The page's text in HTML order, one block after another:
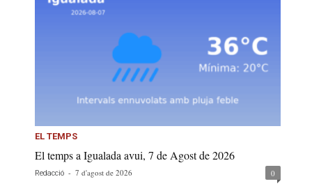
EL TEMPS
El temps a Igualada avui, 7 de Agost de 2026
Redacció - 7 d'agost de 2026 0